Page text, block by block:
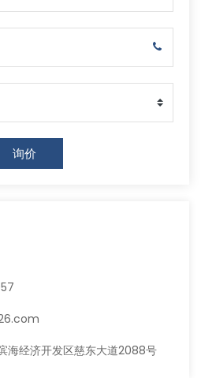
询价
海经济开发区慈东大道2088号